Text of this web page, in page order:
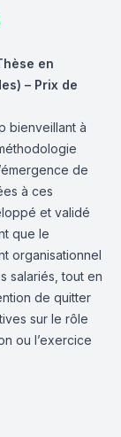
en
– Prix de
bienveillant à
de
à ces
et validé
que le
organisationnel
salariés, tout en
de quitter
sur le rôle
ou l’exercice